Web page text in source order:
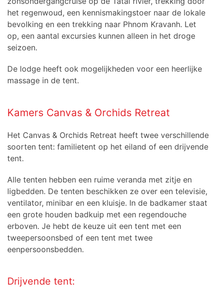
het regenwoud, een kennismakingstoer naar de lokale
bevolking en een trekking naar Phnom Kravanh. Let
op, een aantal excursies kunnen alleen in het droge
seizoen.
De lodge heeft ook mogelijkheden voor een heerlijke
massage in de tent.
Kamers Canvas & Orchids Retreat
Het Canvas & Orchids Retreat heeft twee verschillende
soorten tent: familietent op het eiland of een drijvende
tent.
Alle tenten hebben een ruime veranda met zitje en
ligbedden. De tenten beschikken ze over een televisie,
ventilator, minibar en een kluisje. In de badkamer staat
een grote houden badkuip met een regendouche
erboven. Je hebt de keuze uit een tent met een
tweepersoonsbed of een tent met twee
eenpersoonsbedden.
Drijvende tent: